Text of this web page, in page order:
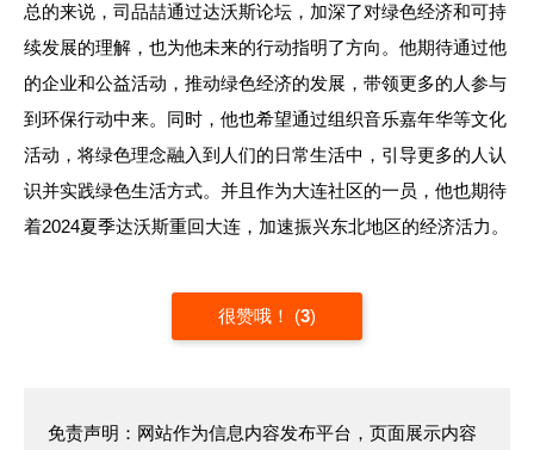
总的来说，司品喆通过达沃斯论坛，加深了对绿色经济和可持
续发展的理解，也为他未来的行动指明了方向。他期待通过他
的企业和公益活动，推动绿色经济的发展，带领更多的人参与
到环保行动中来。同时，他也希望通过组织音乐嘉年华等文化
活动，将绿色理念融入到人们的日常生活中，引导更多的人认
识并实践绿色生活方式。并且作为大连社区的一员，他也期待
着2024夏季达沃斯重回大连，加速振兴东北地区的经济活力。
很赞哦！ (3)
免责声明：网站作为信息内容发布平台，页面展示内容